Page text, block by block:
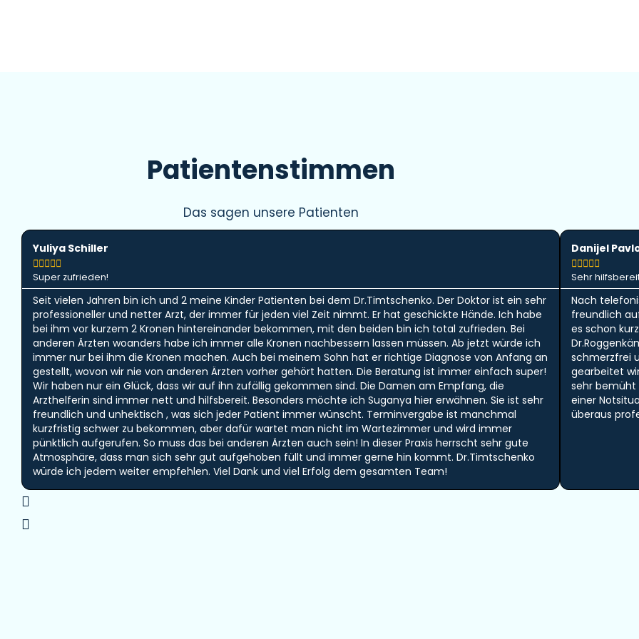
Patientenstimmen
Das sagen unsere Patienten
Yuliya Schiller

Super zufrieden!
Seit vielen Jahren bin ich und 2 meine Kinder Patienten bei dem Dr.Timtschenko. Der Doktor ist ein sehr
professioneller und netter Arzt, der immer für jeden viel Zeit nimmt. Er hat geschickte Hände. Ich habe
bei ihm vor kurzem 2 Kronen hintereinander bekommen, mit den beiden bin ich total zufrieden. Bei
anderen Ärzten woanders habe ich immer alle Kronen nachbessern lassen müssen. Ab jetzt würde ich
immer nur bei ihm die Kronen machen. Auch bei meinem Sohn hat er richtige Diagnose von Anfang an
gestellt, wovon wir nie von anderen Ärzten vorher gehört hatten. Die Beratung ist immer einfach super!
Wir haben nur ein Glück, dass wir auf ihn zufällig gekommen sind. Die Damen am Empfang, die
Arzthelferin sind immer nett und hilfsbereit. Besonders möchte ich Suganya hier erwähnen. Sie ist sehr
freundlich und unhektisch , was sich jeder Patient immer wünscht. Terminvergabe ist manchmal
kurzfristig schwer zu bekommen, aber dafür wartet man nicht im Wartezimmer und wird immer
pünktlich aufgerufen. So muss das bei anderen Ärzten auch sein! In dieser Praxis herrscht sehr gute
Atmosphäre, dass man sich sehr gut aufgehoben füllt und immer gerne hin kommt. Dr.Timtschenko
würde ich jedem weiter empfehlen. Viel Dank und viel Erfolg dem gesamten Team!
Danijel

Sehr
Nach
freundlich
es schon
schmerzfrei
gearbeitet
sehr bemüht
einer
überaus